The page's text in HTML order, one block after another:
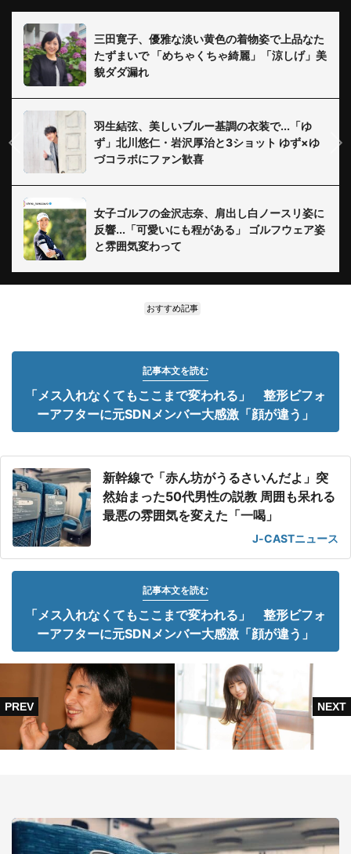
三田寛子、優雅な淡い黄色の着物姿で上品なた
たずまいで 「めちゃくちゃ綺麗」「涼しげ」美
貌ダダ漏れ
羽生結弦、美しいブルー基調の衣装で...「ゆ
ず」北川悠仁・岩沢厚治と3ショット ゆず×ゆ
づコラボにファン歓喜
女子ゴルフの金沢志奈、肩出し白ノースリ姿に
反響...「可愛いにも程がある」 ゴルフウェア姿
と雰囲気変わって
おすすめ記事
記事本文を読む
「メス入れなくてもここまで変われる」 整形ビフォ
ーアフターに元SDNメンバー大感激「顔が違う」
新幹線で「赤ん坊がうるさいんだよ」突
然始まった50代男性の説教 周囲も呆れる
最悪の雰囲気を変えた「一喝」
J-CASTニュース
記事本文を読む
「メス入れなくてもここまで変われる」 整形ビフォ
ーアフターに元SDNメンバー大感激「顔が違う」